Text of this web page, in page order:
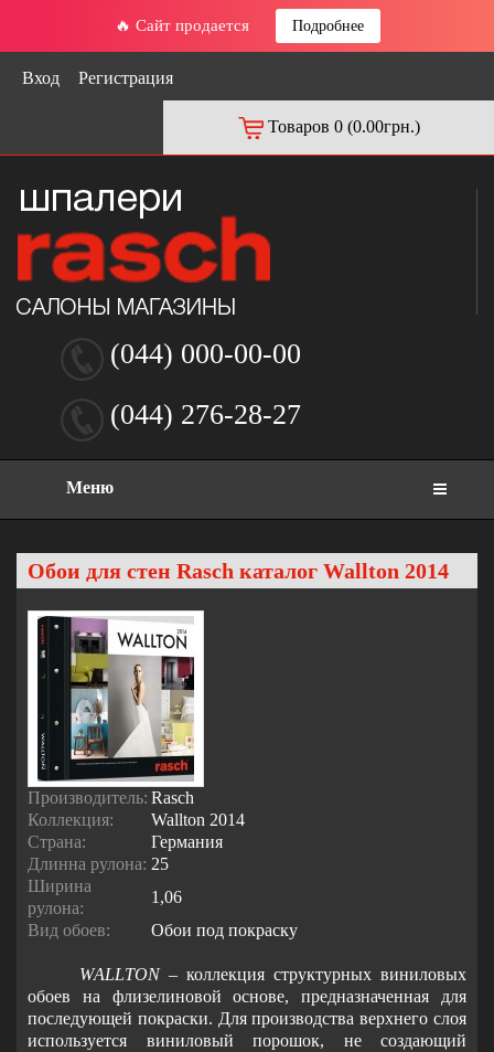
🔥 Сайт продается Подробнее
Вход Регистрация
Товаров 0 (0.00грн.)
(044) 000-00-00
(044) 276-28-27
Меню
Обои для стен Rasch каталог Wallton 2014
Производитель: Rasch
Коллекция:
Wallton 2014
Страна:
Германия
Длинна рулона: 25
Ширина
рулона:
1,06
Вид обоев:
Обои под покраску
WALLTON– коллекция структурных виниловых
обоев на флизелиновой основе, предназначенная для
последующей покраски. Для производства верхнего слоя
используется виниловый порошок, не создающий